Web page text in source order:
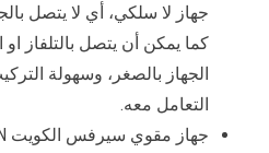
جهاز لا سلكي، أي لا يتصل
كما يمكن أن يتصل بالتلفاز
الجهاز بالصغر، وسهولة
التعامل معه.